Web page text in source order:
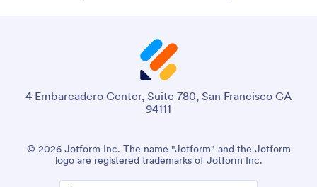
4 Embarcadero Center, Suite 780, San Francisco CA
94111
© 2026 Jotform Inc. The name "Jotform" and the Jotform
logo are registered trademarks of Jotform Inc.